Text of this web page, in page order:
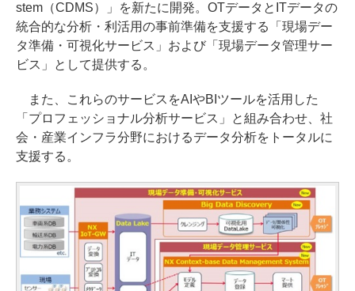
stem（CDMS）」を新たに開発。OTデータとITデータの
統合的な分析・利活用の事前準備を支援する「現場デー
タ準備・可視化サービス」および「現場データ管理サー
ビス」として提供する。
また、これらのサービスをAIやBIツールを活用した
「プロフェッショナル分析サービス」と組み合わせ、社
会・産業インフラ分野におけるデータ分析をトータルに
支援する。